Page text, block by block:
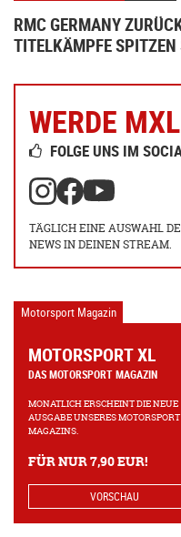
RMC GERMANY
TITELKÄMPFE SPITZEN
WERDE
FOLGE UNS IM
TÄGLICH EINE AUSWAHL
NEWS IN DEINEN STREAM.
Motorsport Magazin
MOTORSPORT XL
DAS MOTORSPORT MAGAZIN
MONATLICH ERSCHEINT DIE NEUE
AUSGABE UNSERES MOTORSPORT
MAGAZINS.
FÜR NUR 7,90 EUR!
VORSCHAU